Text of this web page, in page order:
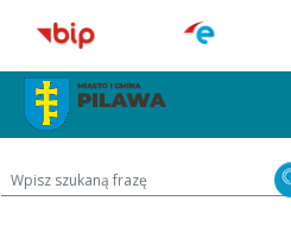
Wyszukiwarka treści na stronie